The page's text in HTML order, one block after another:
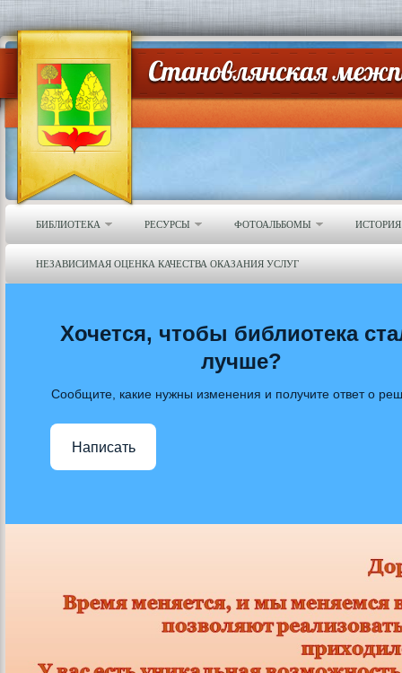
БИБЛИОТЕКА РЕСУРСЫ ФОТОАЛЬБОМЫ
НЕЗАВИСИМАЯ ОЦЕНКА КАЧЕСТВА ОКАЗАНИЯ УСЛУГ
Хочется, чтобы библиотека
лучше?
Сообщите, какие нужны изменения и получите ответ о
Написать